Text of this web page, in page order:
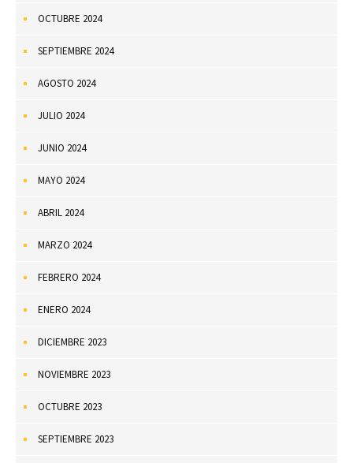
OCTUBRE 2024
SEPTIEMBRE 2024
AGOSTO 2024
JULIO 2024
JUNIO 2024
MAYO 2024
ABRIL 2024
MARZO 2024
FEBRERO 2024
ENERO 2024
DICIEMBRE 2023
NOVIEMBRE 2023
OCTUBRE 2023
SEPTIEMBRE 2023